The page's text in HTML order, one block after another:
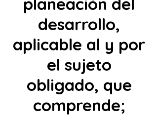
desarrollo,
aplicable al y por
el sujeto
obligado, que
comprende;